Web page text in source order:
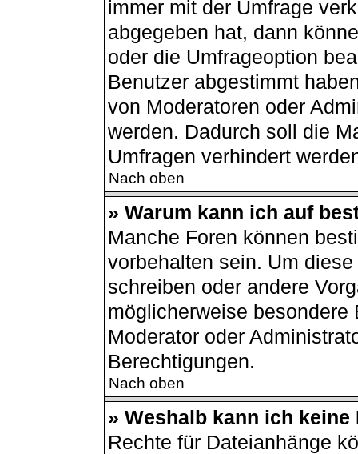
immer mit der Umfrage
abgegeben hat, dann
oder die Umfrageoption
Benutzer abgestimmt
von Moderatoren oder
werden. Dadurch soll die
Umfragen verhindert
Nach oben
» Warum kann ich auf
Manche Foren können
vorbehalten sein. Um
schreiben oder andere
möglicherweise besondere
Moderator oder
Berechtigungen.
Nach oben
» Weshalb kann ich
Rechte für Dateianhänge